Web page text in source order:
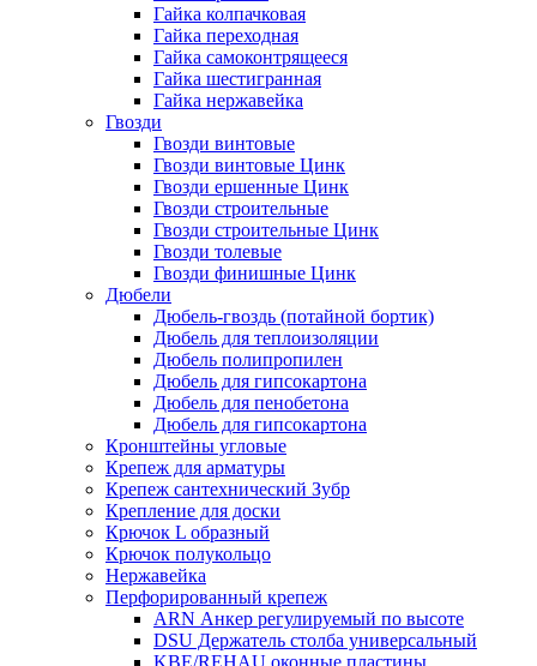
Гайка колпачковая
Гайка переходная
Гайка самоконтрящееся
Гайка шестигранная
Гайка нержавейка
Гвозди
Гвозди винтовые
Гвозди винтовые Цинк
Гвозди ершенные Цинк
Гвозди строительные
Гвозди строительные Цинк
Гвозди толевые
Гвозди финишные Цинк
Дюбели
Дюбель-гвоздь (потайной бортик)
Дюбель для теплоизоляции
Дюбель полипропилен
Дюбель для гипсокартона
Дюбель для пенобетона
Дюбель для гипсокартона
Кронштейны угловые
Крепеж для арматуры
Крепеж сантехнический Зубр
Крепление для доски
Крючок L образный
Крючок полукольцо
Нержавейка
Перфорированный крепеж
ARN Анкер регулируемый по высоте
DSU Держатель столба универсальный
KBE/REHAU оконные пластины